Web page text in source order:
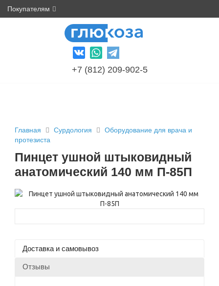
Покупателям
+7 (812) 209-902-5
Главная Сурдология
Оборудование для врача и
протезиста
Пинцет ушной штыковидный
анатомический 140 мм П-85П
Доставка и самовывоз
Отзывы